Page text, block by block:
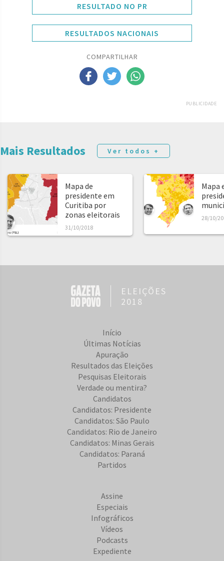
RESULTADO NO PR
RESULTADOS NACIONAIS
COMPARTILHAR
PUBLICIDADE
Mais Resultados Ver todos +
Mapa de
presidente em
Curitiba por
zonas eleitorais
31/10/2018
Mapa
28/10/
ELEIÇÕES
2018
Início
Últimas Notícias
Apuração
Resultados das Eleições
Pesquisas Eleitorais
Verdade ou mentira?
Candidatos
Candidatos: Presidente
Candidatos: São Paulo
Candidatos: Rio de Janeiro
Candidatos: Minas Gerais
Candidatos: Paraná
Partidos
Assine
Especiais
Infográficos
Vídeos
Podcasts
Expediente